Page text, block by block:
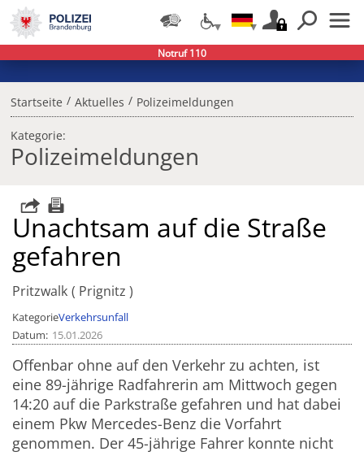
Startseite / Aktuelles / Polizeimeldungen
Kategorie:
Polizeimeldungen
Unachtsam auf die Straße
gefahren
Pritzwalk Prignitz
KategorieVerkehrsunfall
Datum 15.01.2026
Offenbar ohne auf den Verkehr zu achten, ist
eine 89-jährige Radfahrerin am Mittwoch gegen
14:20 auf die Parkstraße gefahren und hat dabei
einem Pkw Mercedes-Benz die Vorfahrt
genommen. Der 45-jährige Fahrer konnte nicht
Notruf 110